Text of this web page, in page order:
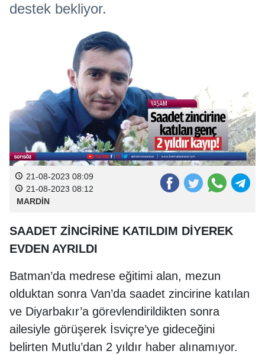
destek bekliyor.
21-08-2023 08:09
21-08-2023 08:12
MARDİN
SAADET ZİNCİRİNE KATILDIM DİYEREK
EVDEN AYRILDI
Batman’da medrese eğitimi alan, mezun
olduktan sonra Van’da saadet zincirine katılan
ve Diyarbakır’a görevlendirildikten sonra
ailesiyle görüşerek İsviçre’ye gideceğini
belirten Mutlu’dan 2 yıldır haber alınamıyor.